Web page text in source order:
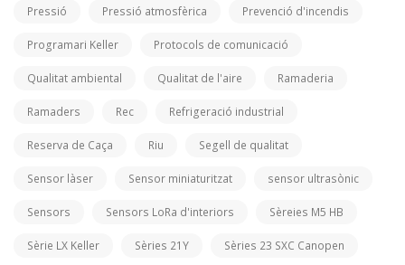
Pressió Pressió atmosfèrica Prevenció d'incendis
Programari Keller Protocols de comunicació
Qualitat ambiental Qualitat de l'aire Ramaderia
Ramaders Rec Refrigeració industrial
Reserva de Caça Riu Segell de qualitat
Sensor làser Sensor miniaturitzat sensor ultrasònic
Sensors Sensors LoRa d'interiors Sèreies M5 HB
Sèrie LX Keller Sèries 21Y Sèries 23 SXC Canopen